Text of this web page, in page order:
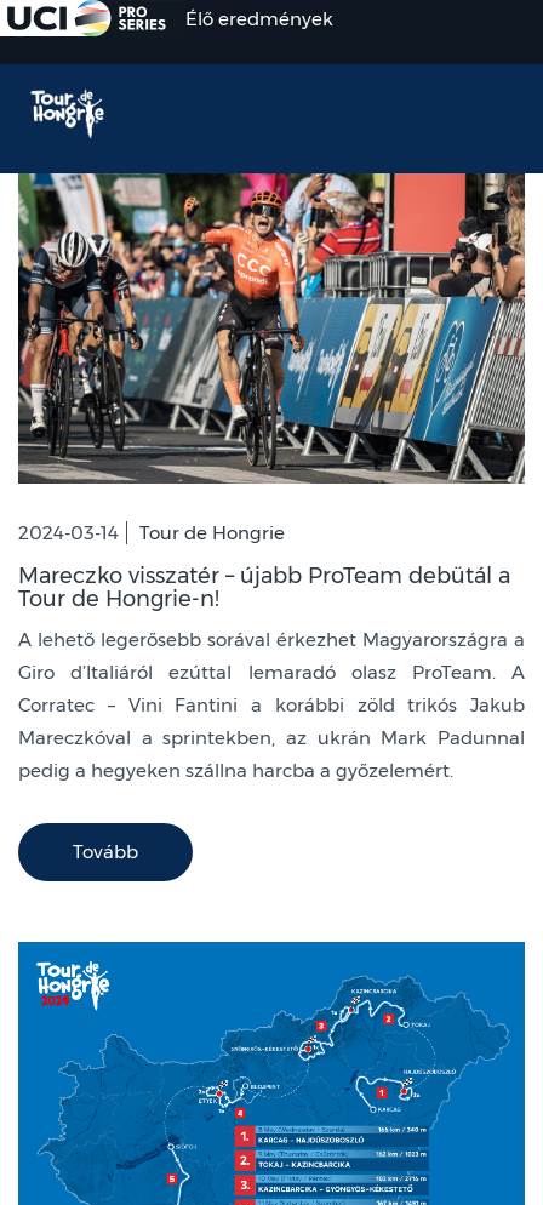
Élő eredmények
2024-03-14 Tour de Hongrie
Mareczko visszatér – újabb ProTeam debütál a
Tour de Hongrie-n!
A lehető legerősebb sorával érkezhet Magyarországra a
Giro d’Italiáról ezúttal lemaradó olasz ProTeam. A
Corratec – Vini Fantini a korábbi zöld trikós Jakub
Mareczkóval a sprintekben, az ukrán Mark Padunnal
pedig a hegyeken szállna harcba a győzelemért.
Tovább